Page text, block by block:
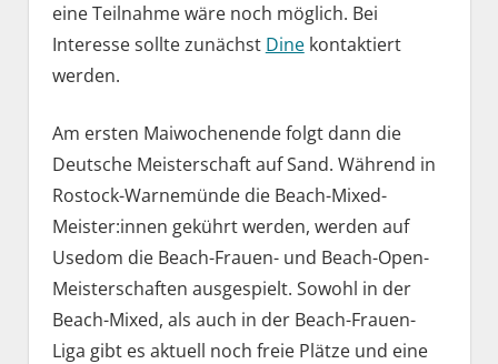
eine Teilnahme wäre noch möglich. Bei
Interesse sollte zunächst Dinekontaktiert
werden.
Am ersten Maiwochenende folgt dann die
Deutsche Meisterschaft auf Sand. Während in
Rostock-Warnemünde die Beach-Mixed-
Meister:innen gekührt werden, werden auf
Usedom die Beach-Frauen- und Beach-Open-
Meisterschaften ausgespielt. Sowohl in der
Beach-Mixed, als auch in der Beach-Frauen-
Liga gibt es aktuell noch freie Plätze und eine